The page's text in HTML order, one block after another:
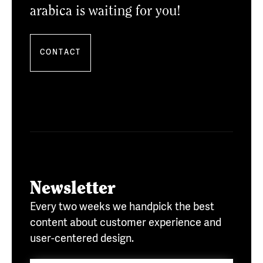
arabica is waiting for you!
CONTACT
Newsletter
Every two weeks we handpick the best
content about customer experience and
user-centered design.